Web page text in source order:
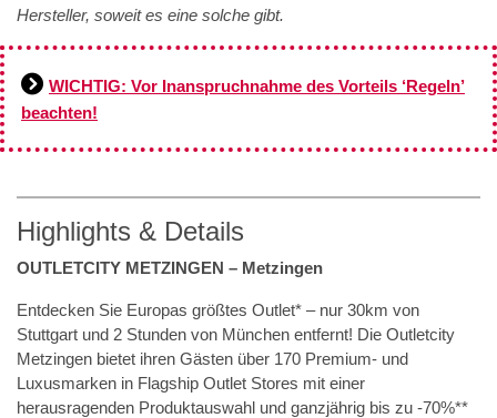
Hersteller, soweit es eine solche gibt.
WICHTIG: Vor Inanspruchnahme des Vorteils ‘Regeln’
beachten!
Highlights & Details
OUTLETCITY METZINGEN – Metzingen
Entdecken Sie Europas größtes Outlet* – nur 30km von
Stuttgart und 2 Stunden von München entfernt! Die Outletcity
Metzingen bietet ihren Gästen über 170 Premium- und
Luxusmarken in Flagship Outlet Stores mit einer
herausragenden Produktauswahl und ganzjährig bis zu -70%**